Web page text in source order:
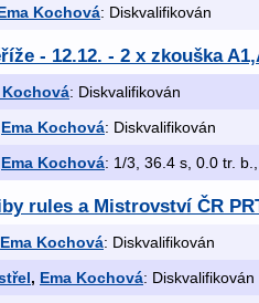
Kochová: Diskvalifikován
- 12.12. - 2 x zkouška
Kochová: Diskvalifikován
Ema Kochová: Diskvalifikován
Ema Kochová: 1/3, 36.4 s, 0.0 tr.
rules a Mistrovství ČR
Ema Kochová: Diskvalifikován
, Ema Kochová: Diskvalifikován